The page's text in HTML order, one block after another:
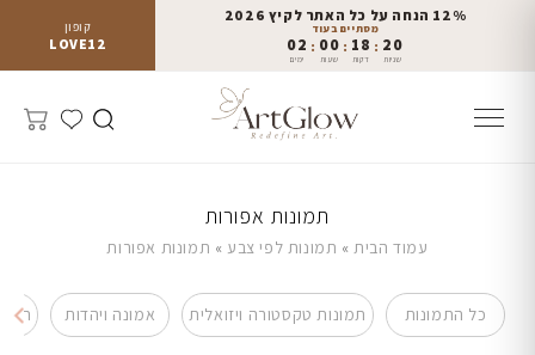
קופון
LOVE12
12% הנחה על כל האתר לקיץ 2026
מסתיים בעוד
02
ימים
: 00
שעות
: 18
דקות
: 15
שניות
תמונות אפורות
עמוד הבית» תמונות לפי צבע » תמונות אפורות
כל התמונות תמונות טקסטורה ויזואלית אמונה ויהדות